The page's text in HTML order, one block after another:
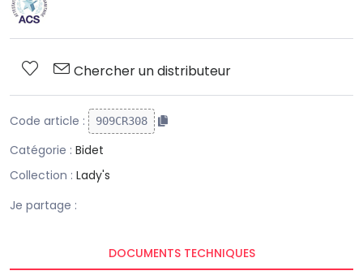
Chercher un distributeur
Code article : 909CR308
Catégorie : Bidet
Collection : Lady's
Je partage :
DOCUMENTS TECHNIQUES